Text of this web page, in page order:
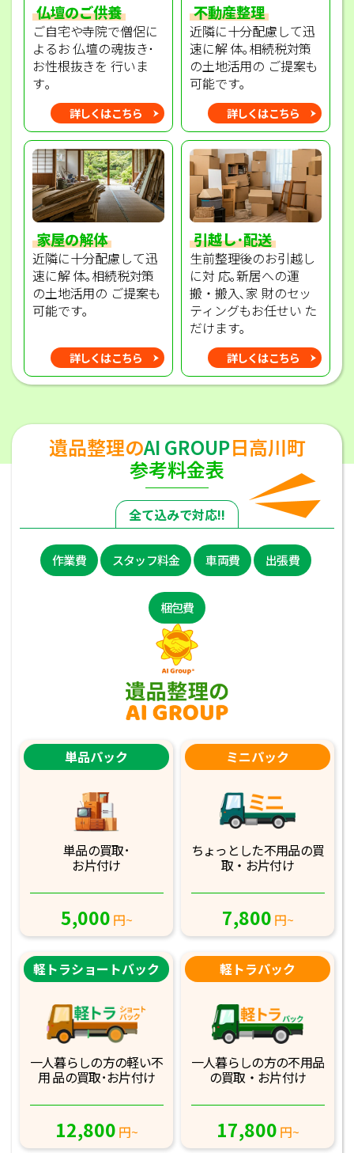
仏壇のご供養
ご自宅や寺院で僧侶に
よるお 仏壇の魂抜き･
お性根抜きを 行いま
す｡
詳しくはこちら
不動産整理
近隣に十分配慮して迅
速に解 体｡相続税対策
の土地活用の ご提案も
可能です｡
詳しくはこちら
家屋の解体
近隣に十分配慮して迅
速に解 体｡相続税対策
の土地活用の ご提案も
可能です｡
詳しくはこちら
引越し･配送
生前整理後のお引越し
に対 応｡新居への運
搬・搬入､家 財のセッ
ティングもお任せい た
だけます｡
詳しくはこちら
遺品整理のAI GROUP日高川町
参考料金表
全て込みで対応!!
作業費 スタッフ料金 車両費 出張費
梱包費
単品パック
単品の買取･
お片付け
5,000 円~
ミニパック
ちょっとした不用品の買
取・お片付け
7,800 円~
軽トラショートバック
一人暮らしの方の軽い不
用 品の買取･お片付け
12,800 円~
軽トラパック
一人暮らしの方の不用品
の買取・お片付け
17,800 円~